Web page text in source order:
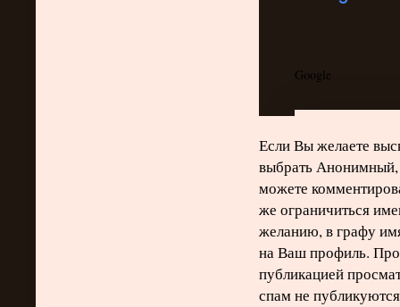
Если Вы желаете
выбрать Анонимный,
можете
же ограничиться
желанию, в графу
на Ваш профиль.
публикацией
спам не